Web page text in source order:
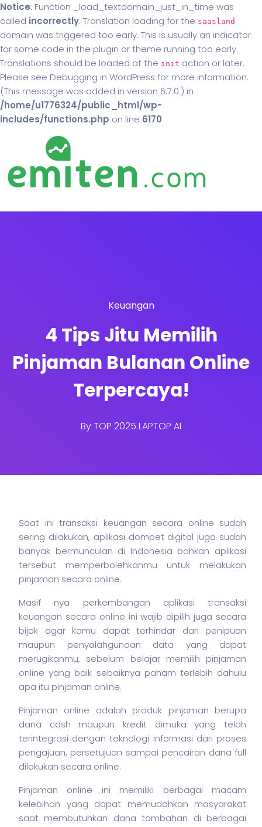
Notice: Function _load_textdomain_just_in_time was
called incorrectly. Translation loading for the saasland
domain was triggered too early. This is usually an indicator
for some code in the plugin or theme running too early.
Translations should be loaded at the init action or later.
Please see Debugging in WordPress for more information.
(This message was added in version 6.7.0.) in
/home/u1776324/public_html/wp-
includes/functions.php on line 6170
Keuangan
4 Tips Jitu Memilih
Pinjaman Bulanan Online
Terpercaya!
ByTOP 2025 LAPTOP AI
Saat ini transaksi keuangan secara online sudah
sering dilakukan, aplikasi dompet digital juga sudah
banyak bermunculan di Indonesia bahkan aplikasi
tersebut memperbolehkanmu untuk melakukan
pinjaman secara online.
Masif nya perkembangan aplikasi transaksi
keuangan secara online ini wajib dipilih juga secara
bijak agar kamu dapat terhindar dari penipuan
maupun penyalahgunaan data yang dapat
merugikanmu, sebelum belajar memilih pinjaman
online yang baik sebaiknya paham terlebih dahulu
apa itu pinjaman online.
Pinjaman online adalah produk pinjaman berupa
dana cash maupun kredit dimuka yang telah
terintegrasi dengan teknologi informasi dari proses
pengajuan, persetujuan sampai pencairan dana full
dilakukan secara online.
Pinjaman online ini memiliki berbagai macam
kelebihan yang dapat memudahkan masyarakat
saat membutuhkan dana tambahan di berbagai